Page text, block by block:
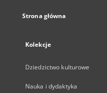
Strona główna
Kolekcje
Dziedzictwo kulturowe
Nauka i dydaktyka